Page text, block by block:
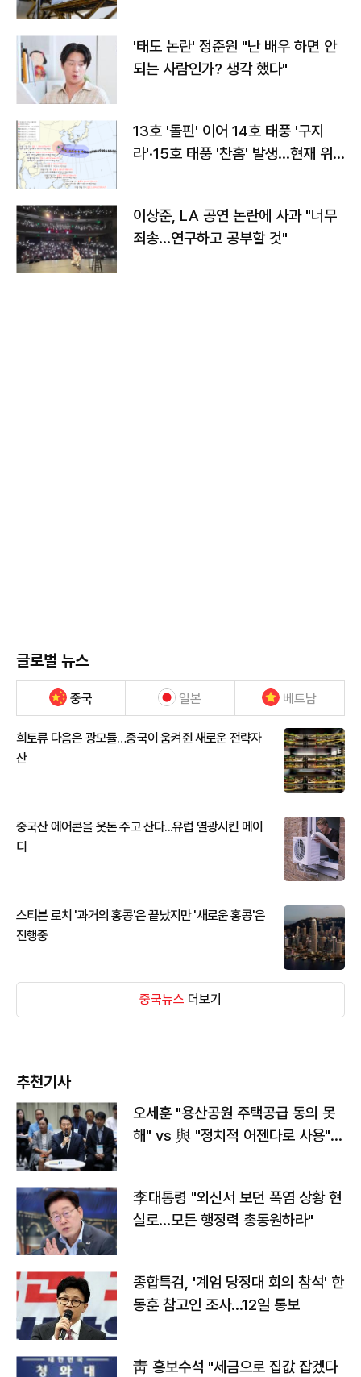
'태도 논란' 정준원 "난 배우 하면 안
되는 사람인가? 생각 했다"
13호 '돌핀' 이어 14호 태풍 '구지
라'·15호 태풍 '찬홈' 발생…현재 위
이상준, LA 공연 논란에 사과 "너무
죄송…연구하고 공부할 것"
글로벌 뉴스
중국 일본 베트남
희토류 다음은 광모듈…중국이 움켜쥔 새로운 전략자
산
중국산 에어콘을 웃돈 주고 산다...유럽 열광시킨 메이
디
스티븐 로치 '과거의 홍콩'은 끝났지만 '새로운 홍콩'은
진행중
중국뉴스 더보기
추천기사
오세훈 "용산공원 주택공급 동의 못
해" vs 與 "정치적 어젠다로 사용"
李대통령 "외신서 보던 폭염 상황 현
실로…모든 행정력 총동원하라"
종합특검, '계엄 당정대 회의 참석' 한
동훈 참고인 조사...12일 통보
靑 홍보수석 "세금으로 집값 잡겠다